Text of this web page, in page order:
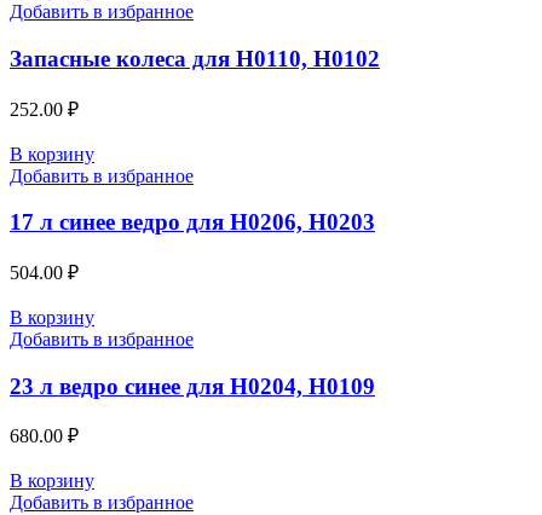
Добавить в избранное
Запасные колеса для H0110, H0102
252.00 ₽
В корзину
Добавить в избранное
17 л синее ведро для H0206, Н0203
504.00 ₽
В корзину
Добавить в избранное
23 л ведро синее для H0204, Н0109
680.00 ₽
В корзину
Добавить в избранное